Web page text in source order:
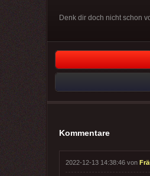
Denk dir doch nicht schon
Kommentare
2022-12-13 14:38:46 von